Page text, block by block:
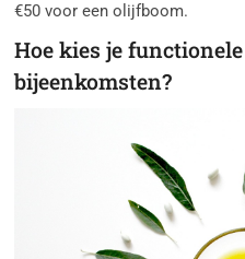
€50 voor een olijfboom.
Hoe kies je
bijeenkomsten?